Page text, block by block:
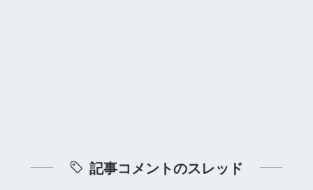
記事コメントのスレッド